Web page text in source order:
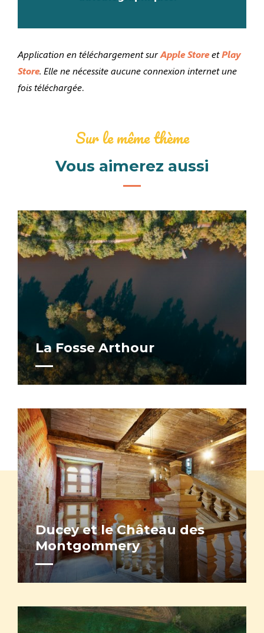
Application en téléchargement surApple StoreetPlay
Store. Elle ne nécessite aucune connexion internet une
fois téléchargée.
Sur le même thème
Vous aimerez aussi
La Fosse Arthour
Ducey et le Château des
Montgommery